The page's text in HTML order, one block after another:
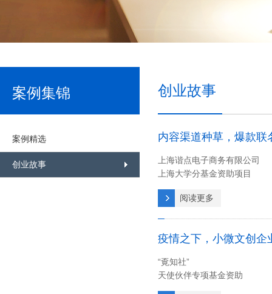
案例集锦
案例精选
创业故事
创业故事
内容渠道种草，爆款
上海谐点电子商务有限公司
上海大学分基金资助项目
阅读更多
疫情之下，小微文创企
“覔知社”
天使伙伴专项基金资助